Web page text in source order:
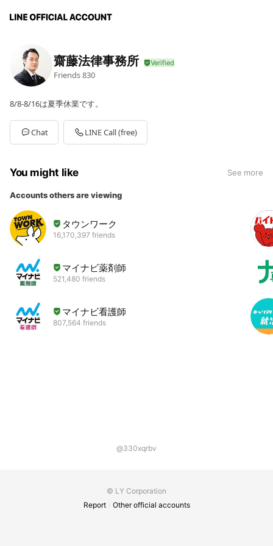
齋藤法律事務所
Friends830
8/8-8/16は夏季休業です。
Chat LINE Call (free)
You might like See more
Accounts others are viewing
タウンワーク
16,170,397 friends
マイナビ薬剤師
521,480 friends
マイナビ看護師
807,564 friends
@330xqrbv
© LY Corporation
Report
Other official accounts